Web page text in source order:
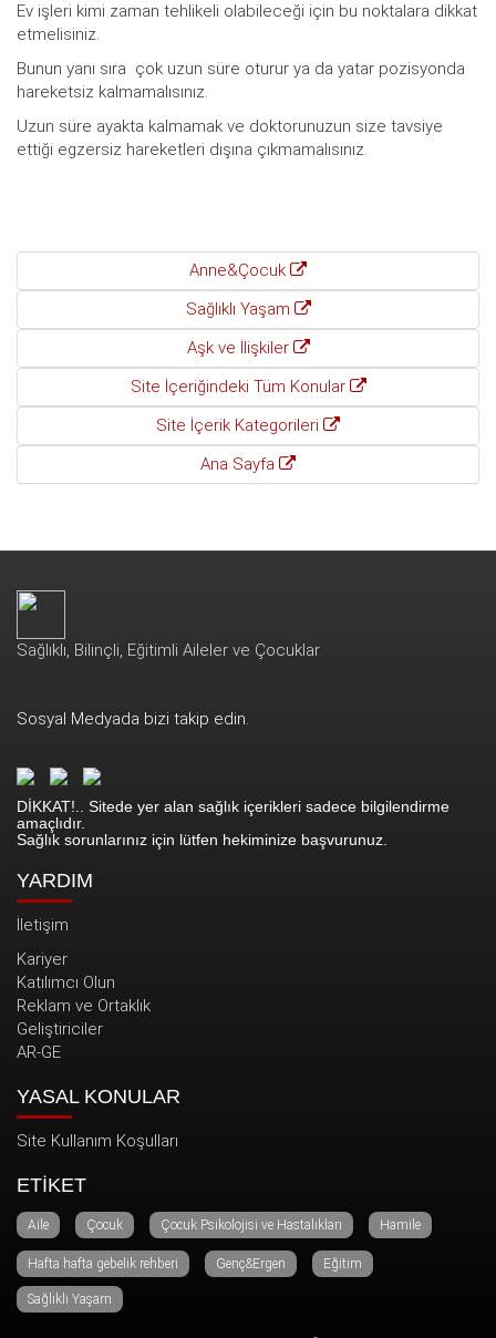
Ev işleri kimi zaman tehlikeli olabileceği için bu noktalara dikkat
etmelisiniz.
Bunun yanı sıra çok uzun süre oturur ya da yatar pozisyonda
hareketsiz kalmamalısınız.
Uzun süre ayakta kalmamak ve doktorunuzun size tavsiye
ettiği egzersiz hareketleri dışına çıkmamalısınız.
Anne&Çocuk
Sağlıklı Yaşam
Aşk ve İlişkiler
Site İçeriğindeki Tüm Konular
Site İçerik Kategorileri
Ana Sayfa
Sağlıklı, Bilinçli, Eğitimli Aileler ve Çocuklar
Sosyal Medyada bizi takip edin.
DİKKAT!.. Sitede yer alan sağlık içerikleri sadece bilgilendirme
amaçlıdır.
Sağlık sorunlarınız için lütfen hekiminize başvurunuz.
YARDIM
İletişim
Kariyer
Katılımcı Olun
Reklam ve Ortaklık
Geliştiriciler
AR-GE
YASAL KONULAR
Site Kullanım Koşulları
ETİKET
Aile Çocuk Çocuk Psikolojisi ve Hastalıkları Hamile
Hafta hafta gebelik rehberi Genç&Ergen Eğitim
Sağlıklı Yaşam